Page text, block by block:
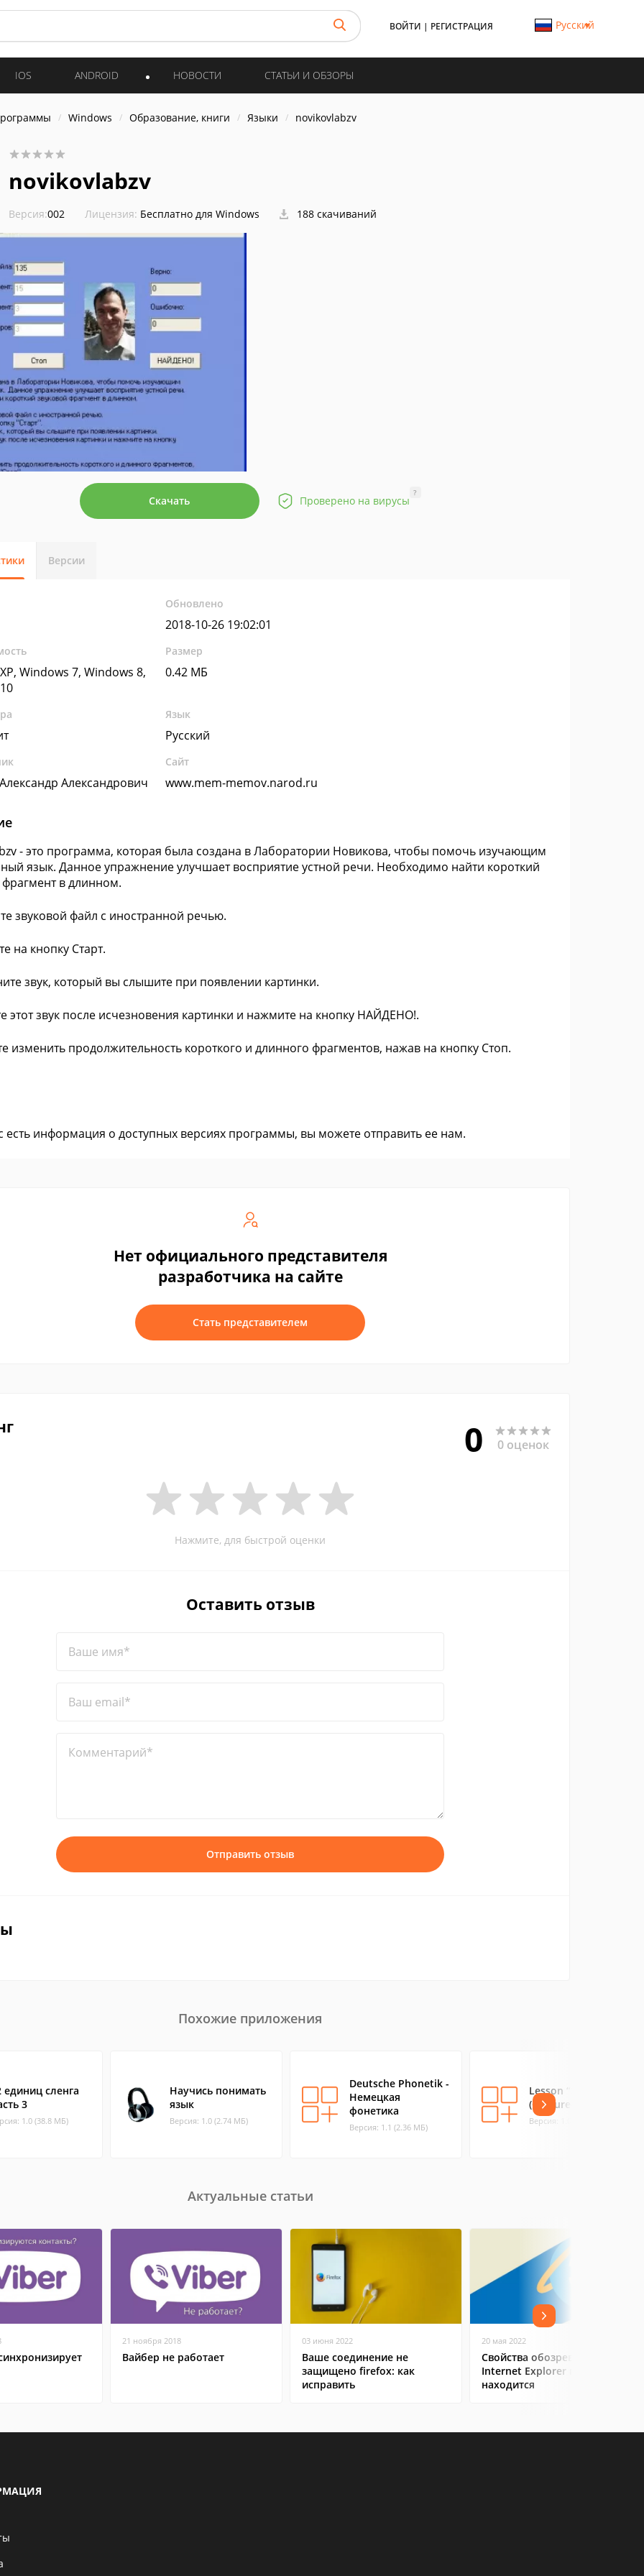
ВОЙТИ | РЕГИСТРАЦИЯ Русский
IOS ANDROID НОВОСТИ СТАТЬИ И ОБЗОРЫ
Windows Образование, книги Языки novikovlabzv
novikovlabzv
Версия:002 Лицензия: Бесплатно для Windows 188 скачиваний
Скачать Проверено на вирусы
?
Версии
Обновлено
2018-10-26 19:02:01
Windows 7, Windows 8,
Размер
0.42 МБ
Язык
Русский
Александрович
Сайт
www.mem-memov.narod.ru
- это программа, которая была создана в Лаборатории Новикова, чтобы помочь изучающим
язык. Данное упражнение улучшает восприятие устной речи. Необходимо найти короткий
фрагмент в длинном.
звуковой файл с иностранной речью.
на кнопку Старт.
звук, который вы слышите при появлении картинки.
этот звук после исчезновения картинки и нажмите на кнопку НАЙДЕНО!.
изменить продолжительность короткого и длинного фрагментов, нажав на кнопку Стоп.
есть информация о доступных версиях программы, вы можете отправить ее нам.
Нет официального представителя
разработчика на сайте
Стать представителем
0 0 оценок
Нажмите, для быстрой оценки
Оставить отзыв
Ваше имя*
Ваш email*
Комментарий*
Отправить отзыв
Похожие приложения
единиц сленга
3
1.0 (38.8 МБ)
Научись понимать
язык
Версия: 1.0 (2.74 МБ)
Deutsche Phonetik -
Немецкая
фонетика
Версия: 1.1 (2.36 МБ)
Lesson “3”
(Сoloured textbook)
Версия: 1.0 (4.06 МБ)
Актуальные статьи
21 ноября 2018
Вайбер не работает
03 июня 2022
Ваше соединение не
защищено firefox: как
исправить
20 мая 2022
Свойства обозревателя
Internet Explorer где
находится